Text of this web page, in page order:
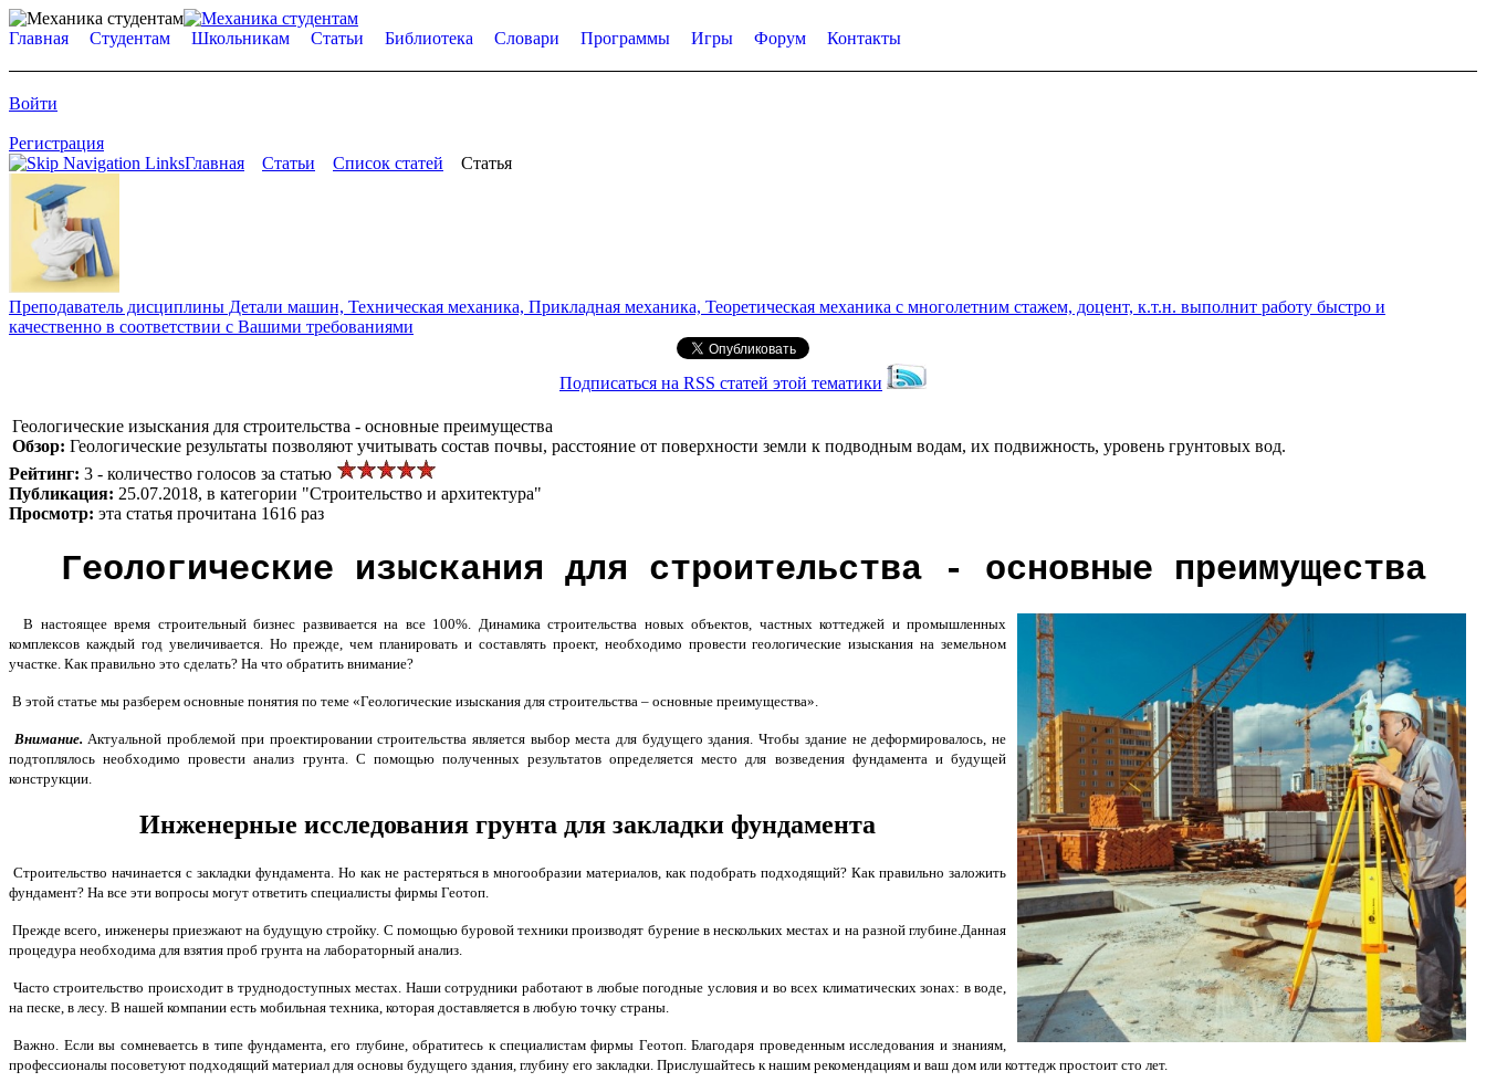
Главная Студентам Школьникам Статьи Библиотека Словари Программы Игры Форум Контакты
Войти
Регистрация
Главная
Статьи Список статей Статья
Преподаватель дисциплины Детали машин, Техническая механика, Прикладная механика, Теоретическая механика с многолетним стажем, доцент, к.т.н. выполнит работу быстро и
качественно в соответствии с Вашими требованиями
Подписаться на RSS статей этой тематики
Геологические изыскания для строительства - основные преимущества
Обзор: Геологические результаты позволяют учитывать состав почвы, расстояние от поверхности земли к подводным водам, их подвижность, уровень грунтовых вод.
Рейтинг: 3 - количество голосов за статью
Публикация: 25.07.2018, в категории "Строительство и архитектура"
Просмотр: эта статья прочитана 1616 раз
Геологические изыскания для строительства - основные преимущества
В настоящее время строительный бизнес развивается на все 100%. Динамика строительства новых объектов, частных коттеджей и промышленных
комплексов каждый год увеличивается. Но прежде, чем планировать и составлять проект, необходимо провести геологические изыскания на земельном
участке. Как правильно это сделать? На что обратить внимание?
В этой статье мы разберем основные понятия по теме «Геологические изыскания для строительства – основные преимущества».
Внимание. Актуальной проблемой при проектировании строительства является выбор места для будущего здания. Чтобы здание не деформировалось, не
подтоплялось необходимо провести анализ грунта. С помощью полученных результатов определяется место для возведения фундамента и будущей
конструкции.
Инженерные исследования грунта для закладки фундамента
Строительство начинается с закладки фундамента. Но как не растеряться в многообразии материалов, как подобрать подходящий? Как правильно заложить
фундамент? На все эти вопросы могут ответить специалисты фирмы Геотоп.
Прежде всего, инженеры приезжают на будущую стройку. С помощью буровой техники производят бурение в нескольких местах и на разной глубине.Данная
процедура необходима для взятия проб грунта на лабораторный анализ.
Часто строительство происходит в труднодоступных местах. Наши сотрудники работают в любые погодные условия и во всех климатических зонах: в воде,
на песке, в лесу. В нашей компании есть мобильная техника, которая доставляется в любую точку страны.
Важно. Если вы сомневаетсь в типе фундамента, его глубине, обратитесь к специалистам фирмы Геотоп. Благодаря проведенным исследования и знаниям,
профессионалы посоветуют подходящий материал для основы будущего здания, глубину его закладки. Прислушайтесь к нашим рекомендациям и ваш дом или коттедж простоит сто лет.